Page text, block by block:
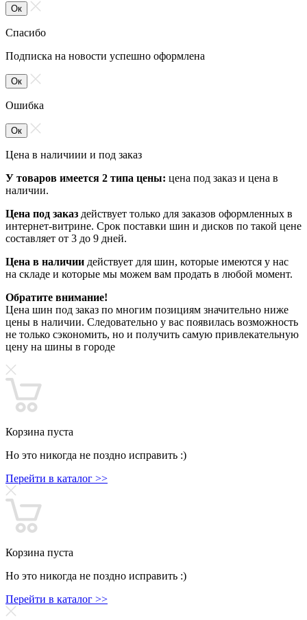
Ок
Спасибо
Подписка на новости успешно оформлена
Ок
Ошибка
Ок
Цена в наличиии и под заказ
У товаров имеется 2 типа цены: цена под заказ и цена в
наличии.
Цена под заказ действует только для заказов оформленных в
интернет-витрине. Срок поставки шин и дисков по такой цене
составляет от 3 до 9 дней.
Цена в наличии действует для шин, которые имеются у нас
на складе и которые мы можем вам продать в любой момент.
Обратите внимание!
Цена шин под заказ по многим позициям значительно ниже
цены в наличии. Следовательно у вас появилась возможность
не только сэкономить, но и получить самую привлекательную
цену на шины в городе
Корзина пуста
Но это никогда не поздно исправить :)
Перейти в каталог >>
Корзина пуста
Но это никогда не поздно исправить :)
Перейти в каталог >>